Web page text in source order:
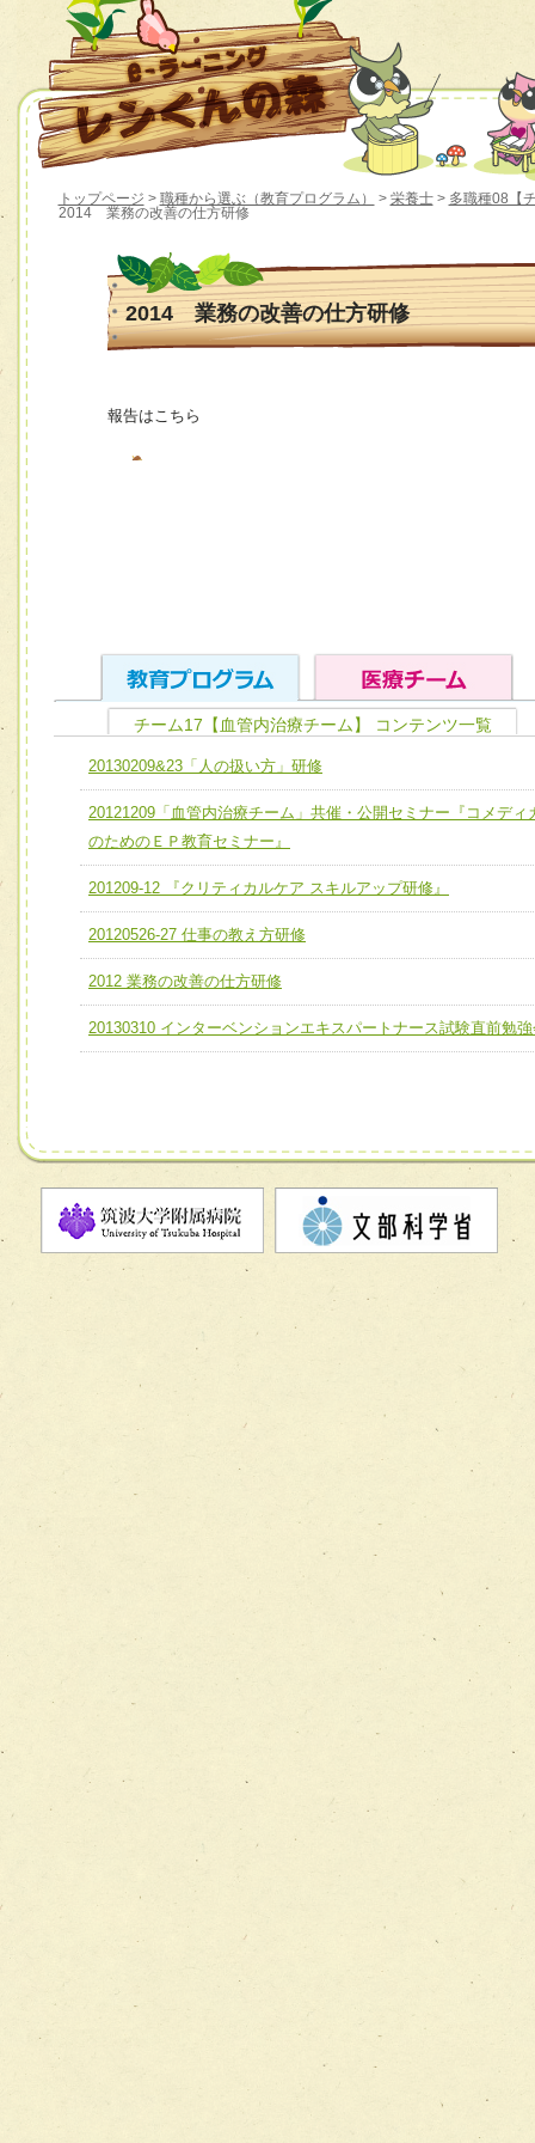
トップページ > 職種から選ぶ（教育プログラム） > 栄養士> 多職種08【
2014 業務の改善の仕方研修
2014 業務の改善の仕方研修
報告はこちら
ユニット１ 医療人としての基礎能力
全人的医療を実践する医療人として、必要な基礎能力を身
ける
必要に応じて柔軟に医療チームを組織し、強調できる
ユニット３ 多職種連携力
他職種の視点とスキルを学び、相互理解と連携を深める
チーム01【病院内横断的問題解決チーム】
チーム02【地域医療連携推進による高度医療を必要とする
宅患者等支援チーム】
チーム05【せん妄対策チーム】
チーム06【外来化学療法チーム】
チーム】
チーム09【術前から始める周術期リハビリテーションチー
ム】
チーム11【摂食・嚥下サポートチーム】
チーム12【こどもの食育支援チーム】
チーム13【非がんに対する緩和ケアチーム】
チーム17【血管内治療チーム】 コンテンツ一覧
20130209&23「人の扱い方」研修
20121209「血管内治療チーム」共催・公開セミナー『コメディ
のためのＥＰ教育セミナー』
201209-12 『クリティカルケア スキルアップ研修』
20120526-27 仕事の教え方研修
2012 業務の改善の仕方研修
20130310 インターベンションエキスパートナース試験直前勉